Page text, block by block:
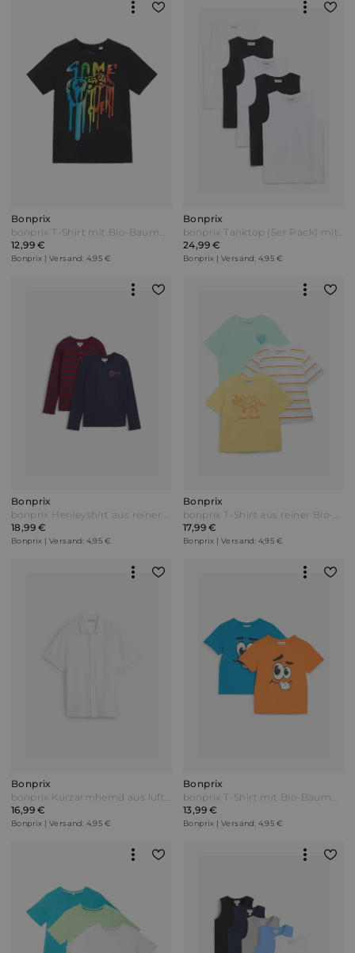
Bonprix
bonprix T-Shirt mit Bio-Baumwolle Schwarz
12,99 €
Bonprix | Versand: 4,95 €
Bonprix
bonprix Tanktop (5er Pack) mit Bio Baumwolle Weiß
24,99 €
Bonprix | Versand: 4,95 €
Bonprix
bonprix Henleyshirt aus reiner Bio-Baumwolle (2er Pack) Blau
18,99 €
Bonprix | Versand: 4,95 €
Bonprix
bonprix T-Shirt aus reiner Bio-Baumwolle (3er Pack) Gelb
17,99 €
Bonprix | Versand: 4,95 €
Bonprix
bonprix Kurzarmhemd aus luftigem Leinen-Mix Weiß
16,99 €
Bonprix | Versand: 4,95 €
Bonprix
bonprix T-Shirt mit Bio-Baumwolle (2er Pack) Orange
13,99 €
Bonprix | Versand: 4,95 €